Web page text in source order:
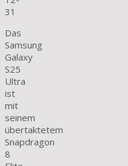
31
Das
Samsung
Galaxy
S25
Ultra
ist
mit
seinem
übertaktetem
Snapdragon
8